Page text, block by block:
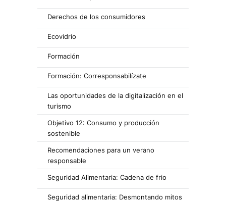
Derechos de los consumidores
Ecovidrio
Formación
Formación: Corresponsabilízate
Las oportunidades de la digitalización en el
turismo
Objetivo 12: Consumo y producción
sostenible
Recomendaciones para un verano
responsable
Seguridad Alimentaria: Cadena de frio
Seguridad alimentaria: Desmontando mitos